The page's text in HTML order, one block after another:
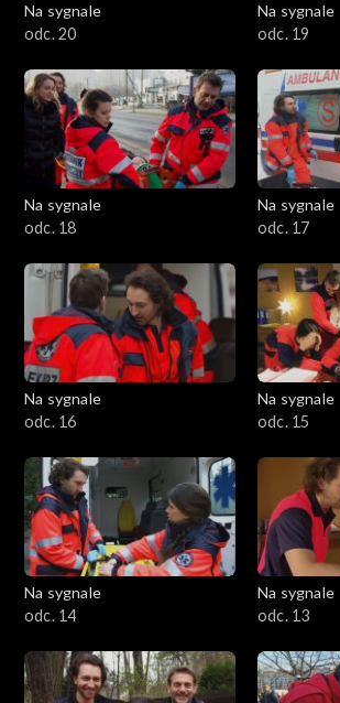
Na sygnale
odc. 20
Na sygnale
odc. 19
Na sygnale
odc. 18
Na sygnale
odc. 17
Na sygnale
odc. 16
Na sygnale
odc. 15
Na sygnale
odc. 14
Na sygnale
odc. 13